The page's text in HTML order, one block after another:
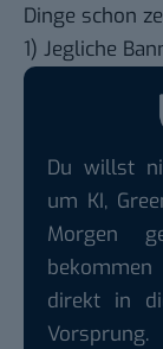
Dinge schon
1) Jegliche
Du willst
um KI,
Morgen
direkt in
Vorsprung.